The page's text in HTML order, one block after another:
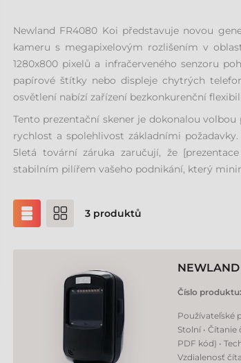
Newland FR4080 Koi představuje novou
kameru s megapixelovým rozlišením v
1280x800 pixelů a infračerveného senzoru
papírové štítky nebo displeje chytrých
osvětlení nabízí zařízení bezkonkurenční
Tento prezentační skener je dokonalou
rychlost a spolehlivost základními
5letá tovární záruka zaručují, že
stabilním pilířem vašeho podnikání, který
3 produktů
Číslo produktu:
Používateľské
Stolní •
PDF kód) •
Vzdialenosť